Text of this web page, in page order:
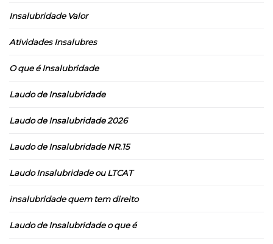
Insalubridade Valor
Atividades Insalubres
O que é Insalubridade
Laudo de Insalubridade
Laudo de Insalubridade 2026
Laudo de Insalubridade NR.15
Laudo Insalubridade ou LTCAT
insalubridade quem tem direito
Laudo de Insalubridade o que é